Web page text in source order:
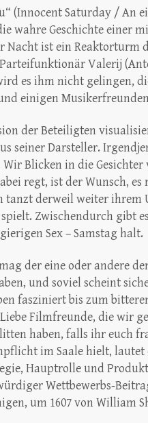
(Innocent Saturday / An
wahre Geschichte einer
Nacht ist ein
Valerij
es ihm nicht gelingen,
einigen
der Beteiligten
seiner Darsteller.
Blicken in die
regt, ist der Wunsch,
tanzt derweil weiter ihrem
Zwischendurch gibt
Sex – Samstag halt.
der eine oder andere
und soviel scheint
fasziniert bis zum
Filmfreunde, die wir
haben, falls ihr euch
im Saale hielt,
Hauptrolle und
Wettbewerbs-
um 1607 von William